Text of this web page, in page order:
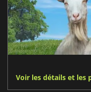
Voir les détails et les